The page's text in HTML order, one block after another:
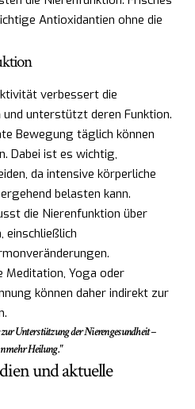
Antioxidantien ohne die
verbessert die
und unterstützt deren Funktion.
Bewegung täglich können
Dabei ist es wichtig,
da intensive körperliche
belasten kann.
die Nierenfunktion über
einschließlich
Meditation, Yoga oder
können daher indirekt zur
zur Unterstützung der Nierengesundheit –
mehr Heilung."
und aktuelle